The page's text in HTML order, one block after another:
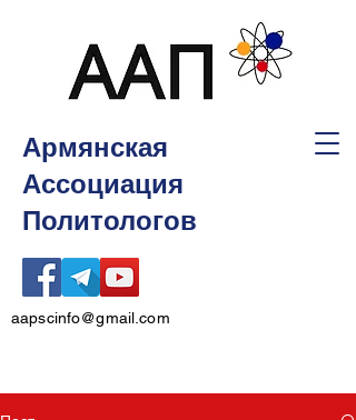
Армянская
Ассоциация
Политологов
aapscinfo@gmail.com